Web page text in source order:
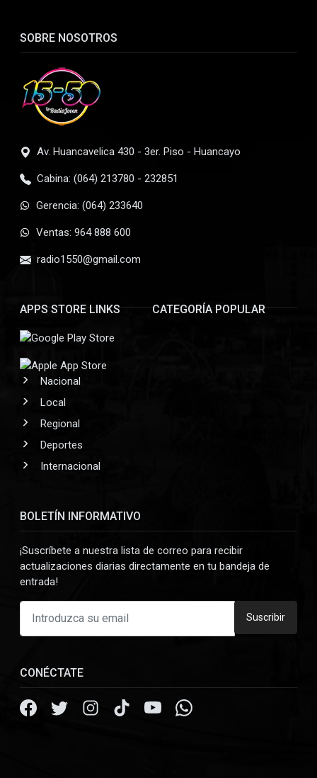
SOBRE NOSOTROS
Av. Huancavelica 430 - 3er. Piso - Huancayo
Cabina: (064) 213780 - 232851
Gerencia: (064) 233640
Ventas: 964 888 600
radio1550@gmail.com
APPS STORE LINKS CATEGORÍA POPULAR
Nacional
Local
Regional
Deportes
Internacional
BOLETÍN INFORMATIVO
¡Suscríbete a nuestra lista de correo para recibir
actualizaciones diarias directamente en tu bandeja de
entrada!
Suscribir
CONÉCTATE